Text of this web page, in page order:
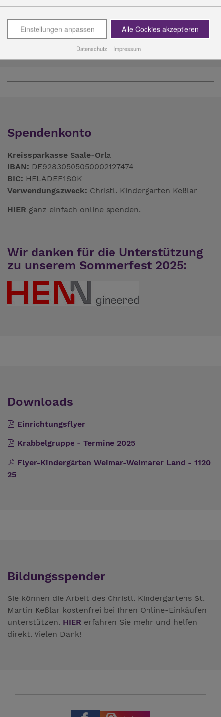
Download: vCard
Spendenkonto
Kreissparkasse Saale-Orla
IBAN: DE92830505050002127474
BIC: HELADEF1SOK
Verwendungszweck: Christl. Kindergarten Keßlar
HIER ganz einfach online spenden.
Wir danken für die Unterstützung
zu unserem Sommerfest 2025:
Downloads
Einrichtungsflyer
Krabbelgruppe - Termine 2025
Flyer-Kindergärten Weimar-Weimarer Land - 1120
25
Bildungsspender
Sie können die Arbeit des Christl. Kindergartens St.
Martin Keßlar kostenfrei bei Ihren Online-Einkäufen
unterstützen. HIER erfahren Sie mehr und helfen
direkt. Vielen Dank!
Einstellungen anpassen Alle Cookies akzeptieren
Datenschutz | Impressum